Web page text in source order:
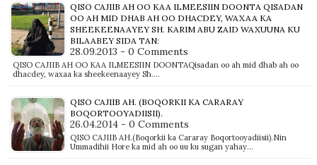
QISO CAJIIB AH OO KAA ILMEESIIN DOONTA QISADAN
OO AH MID DHAB AH OO DHACDEY, WAXAA KA
SHEEKEENAAYEY SH. KARIM ABU ZAID WAXUUNA KU
BILAABEY SIDA TAN:
28.09.2013 - 0 Comments
QISO CAJIIB AH OO KAA ILMEESIIN DOONTAQisadan oo ah mid dhab ah oo
dhacdey, waxaa ka sheekeenaayey Sh.…
QISO CAJIIB AH. (BOQORKII KA CARARAY
BOQORTOOYADIISII).
26.04.2014 - 0 Comments
QISO CAJIIB AH.(Boqorkii ka Cararay Boqortooyadiisii).Nin
Ummadihii Hore ka mid ah oo uu ku sugan yahay…